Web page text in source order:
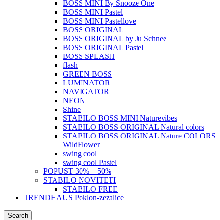
BOSS MINI By Snooze One
BOSS MINI Pastel
BOSS MINI Pastellove
BOSS ORIGINAL
BOSS ORIGINAL by Ju Schnee
BOSS ORIGINAL Pastel
BOSS SPLASH
flash
GREEN BOSS
LUMINATOR
NAVIGATOR
NEON
Shine
STABILO BOSS MINI Naturevibes
STABILO BOSS ORIGINAL Natural colors
STABILO BOSS ORIGINAL Nature COLORS
WildFlower
swing cool
swing cool Pastel
POPUST 30% – 50%
STABILO NOVITETI
STABILO FREE
TRENDHAUS Poklon-zezalice
Search